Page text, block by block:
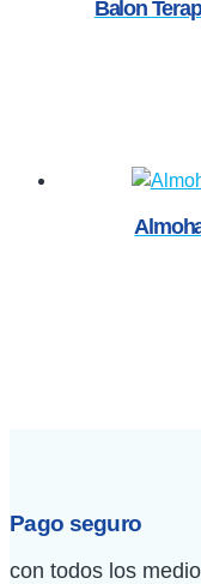
Balon
Pago seguro
con todos los